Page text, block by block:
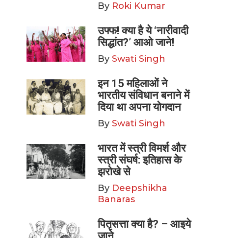
By Roki Kumar
उफ्फ! क्या है ये ‘नारीवादी
सिद्धांत?’ आओ जाने!
By Swati Singh
इन 15 महिलाओं ने
भारतीय संविधान बनाने में
दिया था अपना योगदान
By Swati Singh
भारत में स्त्री विमर्श और
स्त्री संघर्ष: इतिहास के
झरोखे से
By Deepshikha
Banaras
पितृसत्ता क्या है? – आइये